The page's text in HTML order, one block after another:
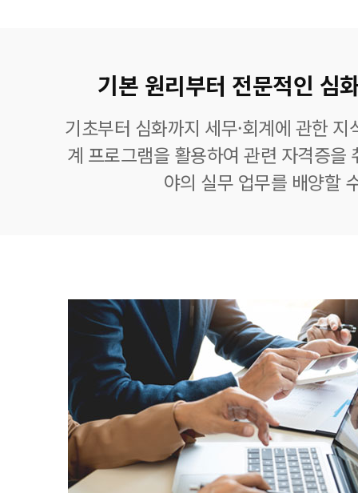
기본 원리부터 전문적인 심
기초부터 심화까지 세무·회계에 관한
계 프로그램을 활용하여 관련 자격증을
야의 실무 업무를 배양할